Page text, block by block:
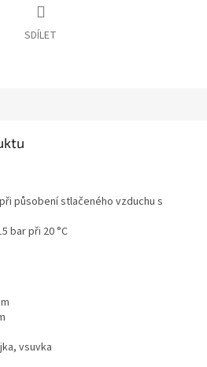
SDÍLET
působení stlačeného vzduchu s
bar při 20 °C
vsuvka